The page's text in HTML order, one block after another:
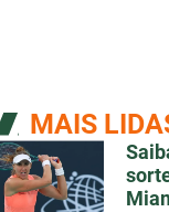
MAIS